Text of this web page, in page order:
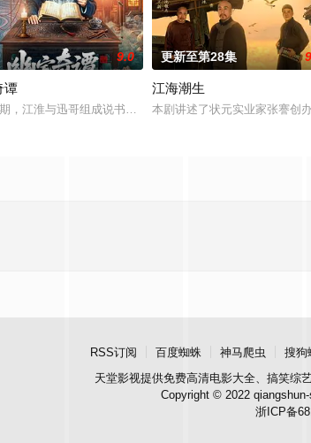
知夏忽然对他说：“江逾白，我喜欢你，哲学和生物学意
9.0
谭
，江淮与迅哥组成说书班子，偶遇“白天人住屋，晚上鬼占
更新至第28集
江海潮生
本剧讲述了状元实业家张謇创
RSS订阅 百度蜘蛛 神马爬虫 搜狗
天堂影视提供免费高清电影大全、搞笑综
Copyright © 2022
浙ICP备